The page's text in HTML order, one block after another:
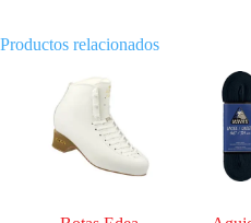
Productos relacionados